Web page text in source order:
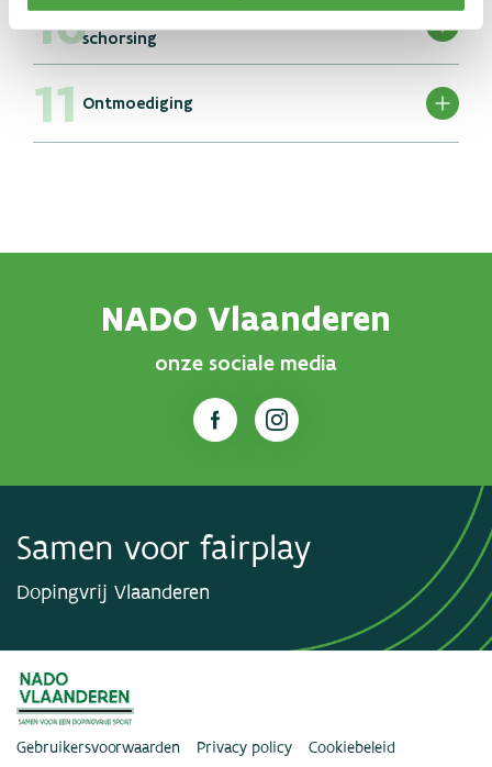
Samenwerking met dopingzondaars in
schorsing
Ontmoediging
NADO Vlaanderen
onze sociale media
Samen voor fairplay
Dopingvrij Vlaanderen
Gebruikersvoorwaarden Privacy policy Cookiebeleid